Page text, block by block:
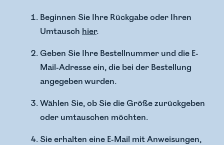
Beginnen Sie Ihre Rückgabe oder Ihren
Umtausch hier.
Geben Sie Ihre Bestellnummer und die E-
Mail-Adresse ein, die bei der Bestellung
angegeben wurden.
Wählen Sie, ob Sie die Größe zurückgeben
oder umtauschen möchten.
Sie erhalten eine E-Mail mit Anweisungen,